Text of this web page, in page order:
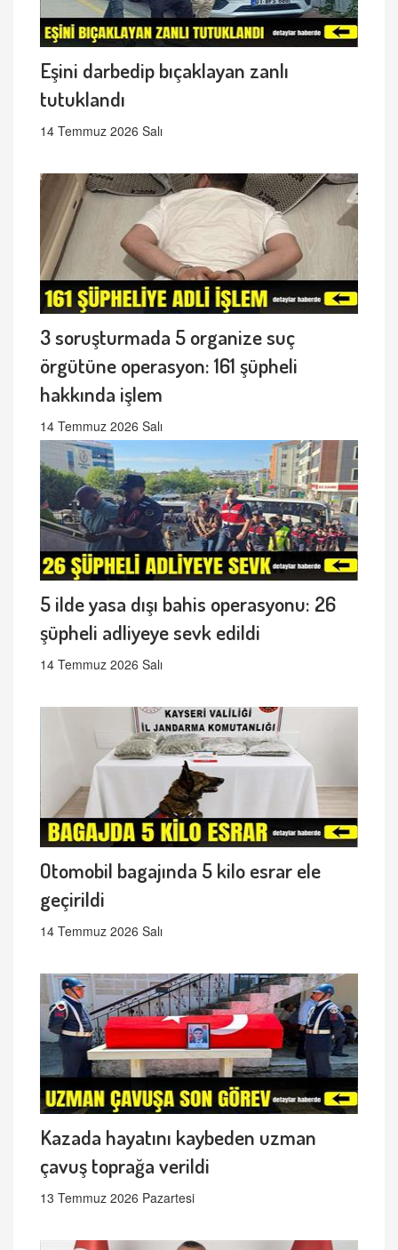
Eşini darbedip bıçaklayan zanlı
tutuklandı
14 Temmuz 2026 Salı
3 soruşturmada 5 organize suç
örgütüne operasyon: 161 şüpheli
hakkında işlem
14 Temmuz 2026 Salı
5 ilde yasa dışı bahis operasyonu: 26
şüpheli adliyeye sevk edildi
14 Temmuz 2026 Salı
Otomobil bagajında 5 kilo esrar ele
geçirildi
14 Temmuz 2026 Salı
Kazada hayatını kaybeden uzman
çavuş toprağa verildi
13 Temmuz 2026 Pazartesi